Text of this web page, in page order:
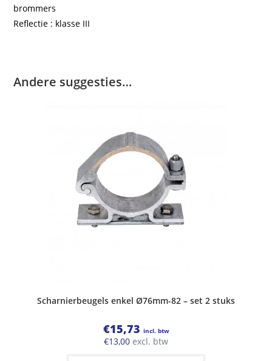
brommers
Reflectie : klasse III
Andere suggesties…
Scharnierbeugels enkel Ø76mm-82 – set 2 stuks
€15,73 incl. btw
€13,00 excl. btw